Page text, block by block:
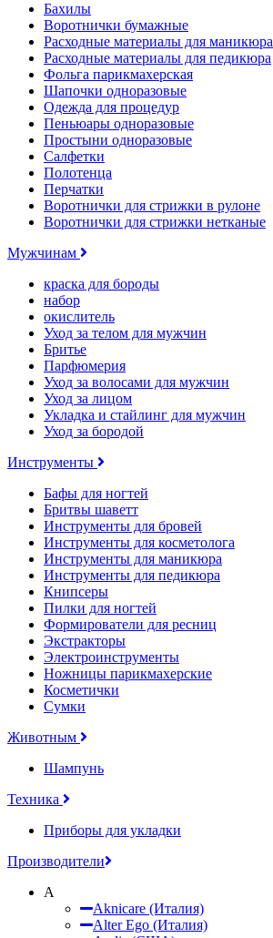
Бахилы
Воротнички бумажные
Расходные материалы для маникюра
Расходные материалы для педикюра
Фольга парикмахерская
Шапочки одноразовые
Одежда для процедур
Пеньюары одноразовые
Простыни одноразовые
Салфетки
Полотенца
Перчатки
Воротнички для стрижки в рулоне
Воротнички для стрижки нетканые
Мужчинам
краска для бороды
набор
окислитель
Уход за телом для мужчин
Бритье
Парфюмерия
Уход за волосами для мужчин
Уход за лицом
Укладка и стайлинг для мужчин
Уход за бородой
Инструменты
Бафы для ногтей
Бритвы шаветт
Инструменты для бровей
Инструменты для косметолога
Инструменты для маникюра
Инструменты для педикюра
Книпсеры
Пилки для ногтей
Формирователи для ресниц
Экстракторы
Электроинструменты
Ножницы парикмахерские
Косметички
Сумки
Животным
Шампунь
Техника
Приборы для укладки
Производители
A
Aknicare (Италия)
Alter Ego (Италия)